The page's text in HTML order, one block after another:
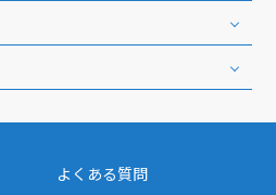
よくある質問